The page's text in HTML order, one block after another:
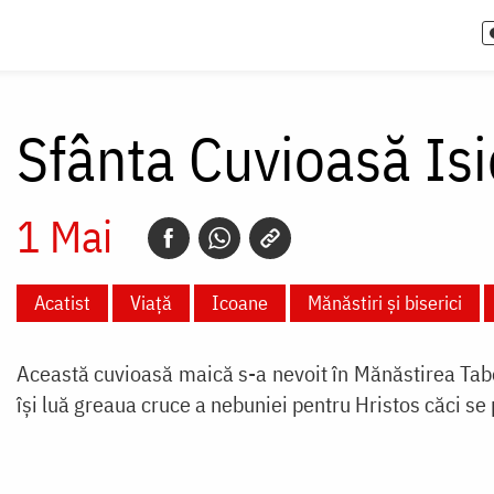
Sfânta Cuvioasă
1 Mai
Acatist Viață Icoane Mănăstiri și biserici
Această cuvioasă maică s-a nevoit în Mănăstirea
își luă greaua cruce a nebuniei pentru Hristos căci